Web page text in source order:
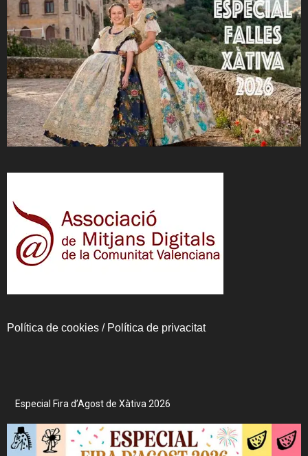
Política de cookies / Política de privacitat
Especial Fira d’Agost de Xàtiva 2026